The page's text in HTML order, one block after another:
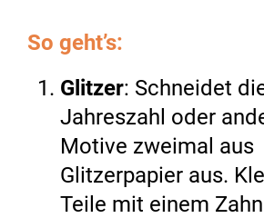
So geht’s:
Glitzer: Schneidet
Jahreszahl oder
Motive zweimal aus
Glitzerpapier aus.
Teile mit einem